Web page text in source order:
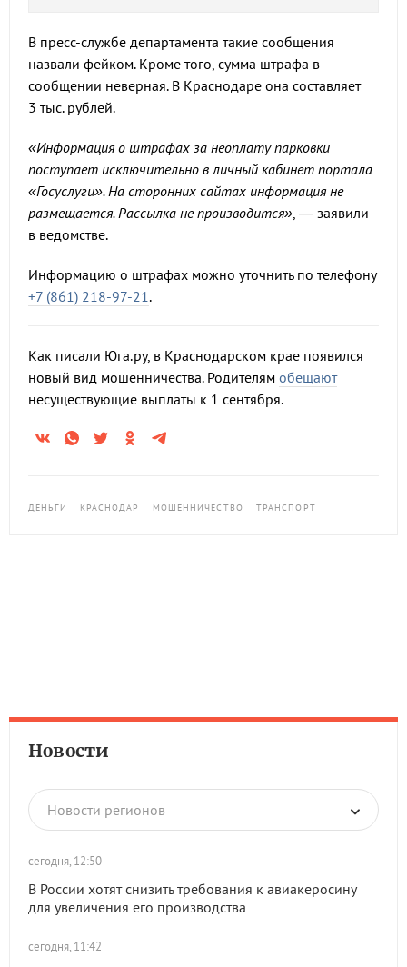
В пресс-службе департамента такие сообщения
назвали фейком. Кроме того, сумма штрафа в
сообщении неверная. В Краснодаре она составляет
3 тыс. рублей.
«Информация о штрафах за неоплату парковки
поступает исключительно в личный кабинет портала
«Госуслуги». На сторонних сайтах информация не
размещается. Рассылка не производится», — заявили
в ведомстве.
Информацию о штрафах можно уточнить по телефону
+7 (861) 218-97-21.
Как писали Юга.ру, в Краснодарском крае появился
новый вид мошенничества. Родителям обещают
несуществующие выплаты к 1 сентября.
ДЕНЬГИ КРАСНОДАР МОШЕННИЧЕСТВО ТРАНСПОРТ
Новости
Новости регионов
сегодня, 12:50
В России хотят снизить требования к авиакеросину
для увеличения его производства
сегодня, 11:42